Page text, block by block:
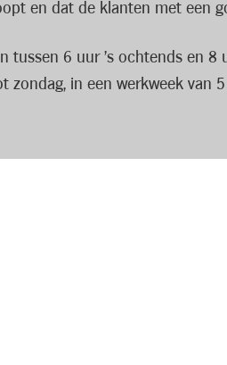
en dat de klanten met een
6 uur ’s ochtends en 8
zondag, in een werkweek van 5